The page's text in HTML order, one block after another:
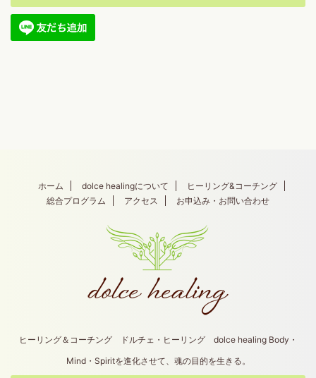
ホーム dolce healingについて
ヒーリング&コーチング
総合プログラム
アクセス お申込み・お問い合わせ
ヒーリング＆コーチング ドルチェ・ヒーリング dolce healing Body・
Mind・Spiritを進化させて、魂の目的を生きる。